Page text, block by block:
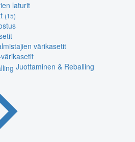
laturit
(15)
värikasetit
Juottaminen & Reballing